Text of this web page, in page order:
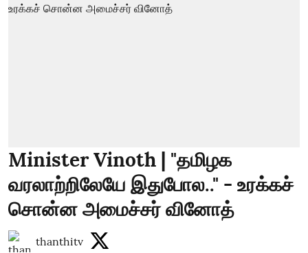
Minister Vinoth | "தமிழக
வரலாற்றிலேயே இதுபோல.." - உரக்கச்
சொன்ன அமைச்சர் வினோத்
thanthitv